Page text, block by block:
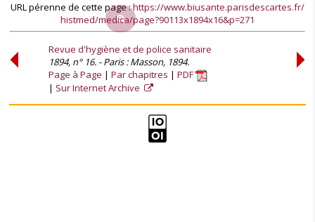
URL pérenne de cette page :https://www.biusante.parisdescartes.fr/
histmed/medica/page?90113x1894x16&p=271
Revue d'hygiène et de police sanitaire
1894, n° 16. - Paris : Masson, 1894.
Page à Page
Par chapitres
PDF
Sur Internet Archive